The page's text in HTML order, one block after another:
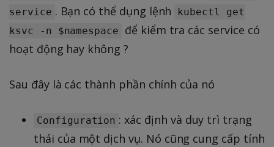
service . Bạn có thể dụng lệnh
kubectl get
ksvc -n $namespace
để kiểm tra các service có
hoạt động hay không ?
Sau đây là các thành phần chính của nó
Configuration : xác định và duy trì trạng
thái của một dịch vụ. Nó cũng cung cấp tính